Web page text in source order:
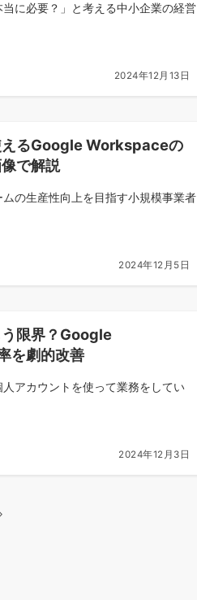
に必要？」と考える中小企業の経営
2024年12月13日
えるGoogle Workspaceの
で解説
の生産性向上を目指す小規模事業者
2024年12月5日
限界？Google
を劇的改善
アカウントを使って業務をしてい
2024年12月3日